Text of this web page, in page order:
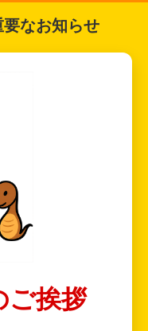
なお知らせ
ご挨拶